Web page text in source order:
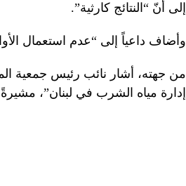
إلى أنّ “النتائج كارثية”.
وأضاف داعياً إلى “عدم استعمال
من جهته، أشار نائب رئيس جمعية
إدارة مياه الشرب في لبنان”،